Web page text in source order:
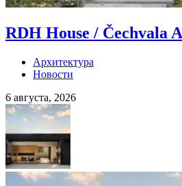
RDH House / Čechvala
Архитектура
Новости
6 августа, 2026